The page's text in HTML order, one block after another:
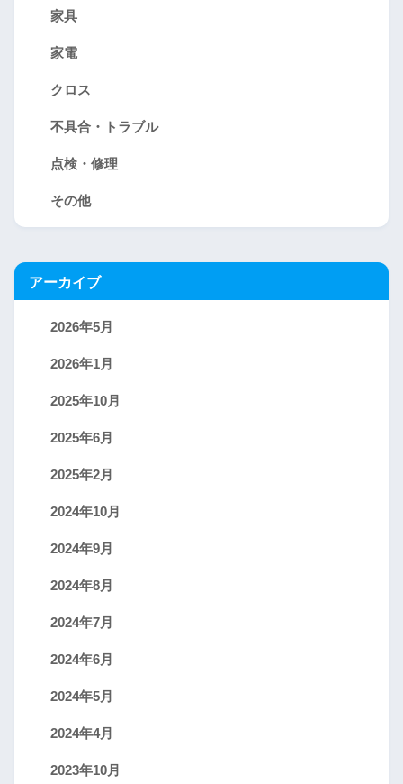
家具
家電
クロス
不具合・トラブル
点検・修理
その他
アーカイブ
2026年5月
2026年1月
2025年10月
2025年6月
2025年2月
2024年10月
2024年9月
2024年8月
2024年7月
2024年6月
2024年5月
2024年4月
2023年10月